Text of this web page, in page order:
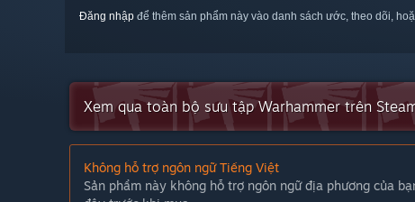
Đăng nhập để thêm sản phẩm này vào danh sách ước, theo dõi,
Xem qua toàn bộ sưu tập Warhammer trên
Không hỗ trợ ngôn ngữ Tiếng Việt
Sản phẩm này không hỗ trợ ngôn ngữ địa phương của